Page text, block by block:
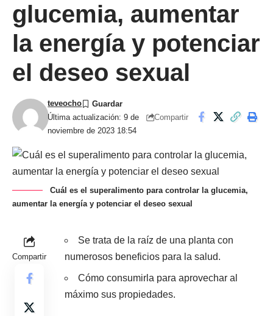
glucemia, aumentar
la energía y potenciar
el deseo sexual
Última actualización: 9 de
noviembre de 2023 18:54
teveocho
Compartir
Cuál es el superalimento para controlar la glucemia,
aumentar la energía y potenciar el deseo sexual
Compartir
Se trata de la raíz de una planta con
numerosos beneficios para la salud.
Cómo consumirla para aprovechar al
máximo sus propiedades.